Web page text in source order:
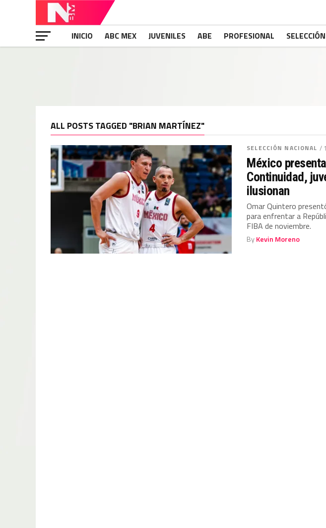
INICIO ABC MEX JUVENILES ABE PROFESIONAL
ALL POSTS TAGGED "BRIAN MARTÍNEZ"
SELECCIÓN NACIONAL /
México
Continuidad,
ilusionan
Omar Quintero
para enfrentar a
FIBA de noviembre.
ByKevin Moreno